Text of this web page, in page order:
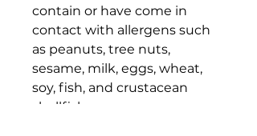
contain or have come in
contact with allergens such
as peanuts, tree nuts,
sesame, milk, eggs, wheat,
soy, fish, and crustacean
shellfish.